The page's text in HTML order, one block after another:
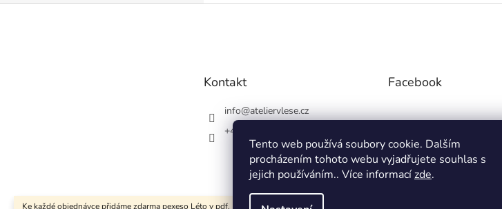
Tento web používá soubory cookie. Dalším
procházením tohoto webu vyjadřujete souhlas s
jejich používáním.. Více informacízde.
Ke každé objednávce přidáme zdarma pexeso Léto v pdf. Při nákupu nad 300 Kč
Z
Kontakt
info@ateliervlese.cz
+420728548554
Facebook